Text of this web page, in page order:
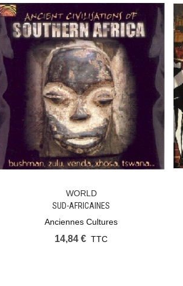
Ajouter Au Panier
WORLD
SUD-AFRICAINES
Anciennes Cultures
14,84 € TTC